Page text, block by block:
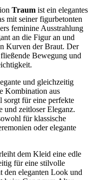
Traum ist ein elegantes
mit seiner figurbetonten
feminine Ausstrahlung
an die Figur an und
Kurven der Braut. Der
Bewegung und
und gleichzeitig
Kombination aus
sorgt für eine perfekte
und zeitloser Eleganz.
für klassische
oder elegante
dem Kleid eine edle
für eine stilvolle
den eleganten Look und